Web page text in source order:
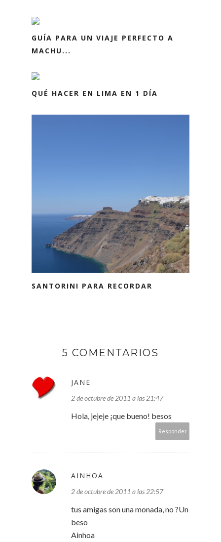
GUÍA PARA UN VIAJE PERFECTO A
MACHU...
QUÉ HACER EN LIMA EN 1 DÍA
SANTORINI PARA RECORDAR
5 COMENTARIOS
JANE
2 de octubre de 2011 a las 21:47
Hola, jejeje ¡que bueno! besos
Responder
AINHOA
2 de octubre de 2011 a las 22:57
tus amigas son una monada, no ?Un
beso
Ainhoa